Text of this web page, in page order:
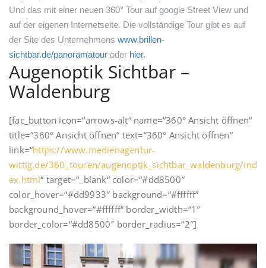
Und das mit einer neuen 360° Tour auf google Street View und
auf der eigenen Internetseite. Die vollständige Tour gibt es auf
der Site des Unternehmens www.brillen-
sichtbar.de/panoramatour oder hier.
Augenoptik Sichtbar –
Waldenburg
[fac_button icon=“arrows-alt“ name=“360° Ansicht öffnen“
title=“360° Ansicht öffnen“ text=“360° Ansicht öffnen“
link=“https://www.medienagentur-
wittig.de/360_touren/augenoptik_sichtbar_waldenburg/ind
ex.html“ target=“_blank“ color=“#dd8500″
color_hover=“#dd9933″ background=“#ffffff“
background_hover=“#ffffff“ border_width=“1″
border_color=“#dd8500″ border_radius=“2″]